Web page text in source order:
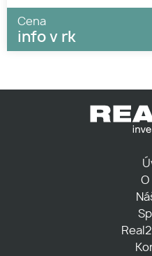
Cena
info v rk
O